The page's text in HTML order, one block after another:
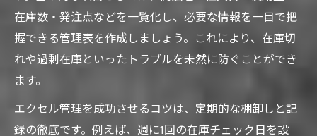
在庫数・発注点などを一覧化し、必要な情報を一目で把
握できる管理表を作成しましょう。これにより、在庫切
れや過剰在庫といったトラブルを未然に防ぐことができ
ます。
エクセル管理を成功させるコツは、定期的な棚卸しと記
録の徹底です。例えば、週に1回の在庫チェック日を設